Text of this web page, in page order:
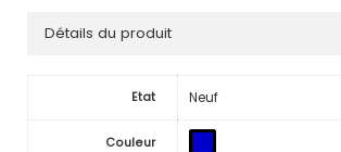
Détails du produit
Etat Neuf
Couleur